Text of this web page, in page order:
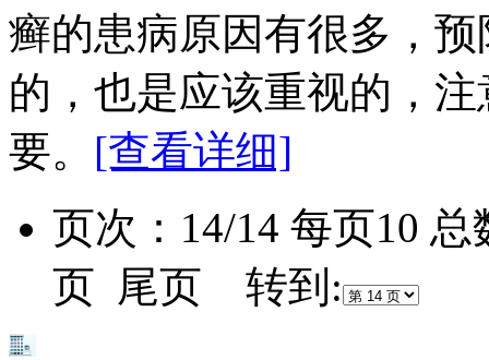
癣的患病原因有很多，
的，也是应该重视的，
要。 [查看详细]
页次：14/14 每页10
页 尾页 转到: